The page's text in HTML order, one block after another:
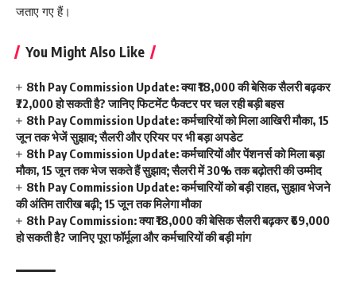
जताए गए हैं।
You Might Also Like
8th Pay Commission Update: क्या ₹18,000 की बेसिक सैलरी बढ़कर
₹72,000 हो सकती है? जानिए फिटमेंट फैक्टर पर चल रही बड़ी बहस
8th Pay Commission Update: कर्मचारियों को मिला आखिरी मौका, 15
जून तक भेजें सुझाव; सैलरी और एरियर पर भी बड़ा अपडेट
8th Pay Commission Update: कर्मचारियों और पेंशनर्स को मिला बड़ा
मौका, 15 जून तक भेज सकते हैं सुझाव; सैलरी में 30% तक बढ़ोतरी की उम्मीद
8th Pay Commission Update: कर्मचारियों को बड़ी राहत, सुझाव भेजने
की अंतिम तारीख बढ़ी; 15 जून तक मिलेगा मौका
8th Pay Commission: क्या ₹18,000 की बेसिक सैलरी बढ़कर ₹69,000
हो सकती है? जानिए पूरा फॉर्मूला और कर्मचारियों की बड़ी मांग